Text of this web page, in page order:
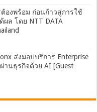
ต้องพร้อม ก่อนก้าวสู่การใช้
ผล โดย NTT DATA
ส่งมอบบริการ Enterprise
านธุรกิจด้วย AI [Guest